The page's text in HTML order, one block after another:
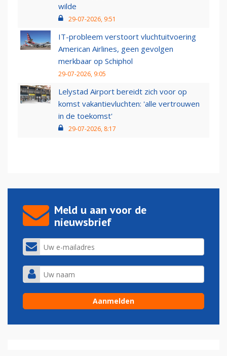
wilde
29-07-2026, 9:51
IT-probleem verstoort vluchtuitvoering
American Airlines, geen gevolgen
merkbaar op Schiphol
29-07-2026, 9:05
Lelystad Airport bereidt zich voor op
komst vakantievluchten: 'alle vertrouwen
in de toekomst'
29-07-2026, 8:17
Meld u aan voor de
nieuwsbrief